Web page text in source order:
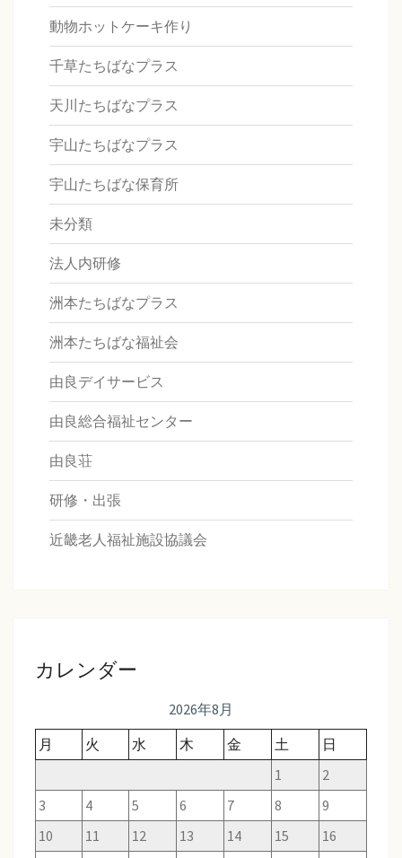
動物ホットケーキ作り
千草たちばなプラス
天川たちばなプラス
宇山たちばなプラス
宇山たちばな保育所
未分類
法人内研修
洲本たちばなプラス
洲本たちばな福祉会
由良デイサービス
由良総合福祉センター
由良荘
研修・出張
近畿老人福祉施設協議会
カレンダー
2026年8月
月
火 水 木 金 土
日
1
2
3
4 5 6 7 8
9
10
11 12 13 14 15
16